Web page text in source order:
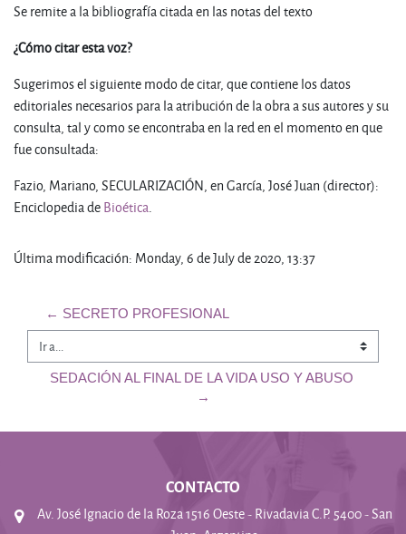
Se remite a la bibliografía citada en las notas del texto
¿Cómo citar esta voz?
Sugerimos el siguiente modo de citar, que contiene los datos
editoriales necesarios para la atribución de la obra a sus autores y su
consulta, tal y como se encontraba en la red en el momento en que
fue consultada:
Fazio, Mariano, SECULARIZACIÓN, en García, José Juan (director):
Enciclopedia deBioética.
Última modificación: Monday, 6 de July de 2020, 13:37
← SECRETO PROFESIONAL
Ir a...
SEDACIÓN AL FINAL DE LA VIDA USO Y ABUSO
→
CONTACTO
Av. José Ignacio de la Roza 1516 Oeste - Rivadavia C.P. 5400 - San